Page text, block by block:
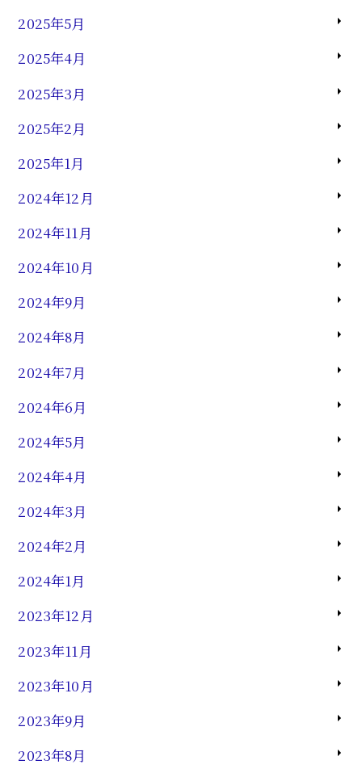
2025年5月
2025年4月
2025年3月
2025年2月
2025年1月
2024年12月
2024年11月
2024年10月
2024年9月
2024年8月
2024年7月
2024年6月
2024年5月
2024年4月
2024年3月
2024年2月
2024年1月
2023年12月
2023年11月
2023年10月
2023年9月
2023年8月